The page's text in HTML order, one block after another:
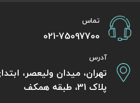
تماس
021-75097700
آدرس
تهران، میدان ولیعصر،
پلاک 31، طبقه همکف